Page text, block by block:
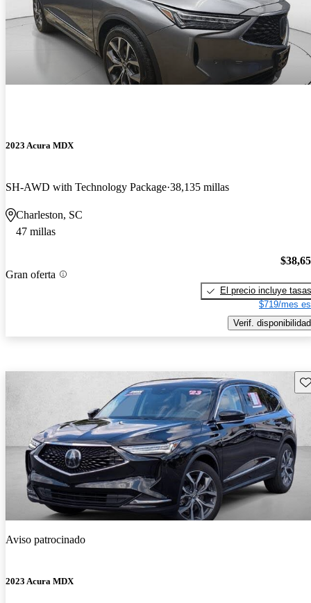
2023 Acura MDX
SH-AWD with Technology Package 38,135 millas
Charleston, SC
47 millas
Gran oferta
El precio incluye tasas
$719/mes
Verif. disponibilidad
Aviso patrocinado
2023 Acura MDX